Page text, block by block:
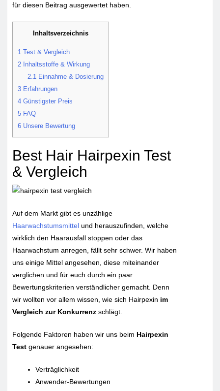
für diesen Beitrag ausgewertet haben.
Inhaltsverzeichnis
1 Test & Vergleich
2 Inhaltsstoffe & Wirkung
2.1 Einnahme & Dosierung
3 Erfahrungen
4 Günstigster Preis
5 FAQ
6 Unsere Bewertung
Best Hair Hairpexin Test
& Vergleich
Auf dem Markt gibt es unzählige
Haarwachstumsmittel und herauszufinden, welche
wirklich den Haarausfall stoppen oder das
Haarwachstum anregen, fällt sehr schwer. Wir haben
uns einige Mittel angesehen, diese miteinander
verglichen und für euch durch ein paar
Bewertungskriterien verständlicher gemacht. Denn
wir wollten vor allem wissen, wie sich Hairpexin im
Vergleich zur Konkurrenz schlägt.
Folgende Faktoren haben wir uns beim Hairpexin
Test genauer angesehen:
Verträglichkeit
Anwender-Bewertungen